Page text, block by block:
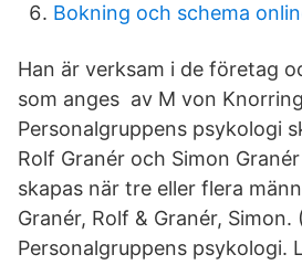
Bokning och schema
Han är verksam i de företag
som anges av M von
Personalgruppens psykologi
Rolf Granér och Simon
skapas när tre eller flera
Granér, Rolf & Granér, Simon.
Personalgruppens psykologi.